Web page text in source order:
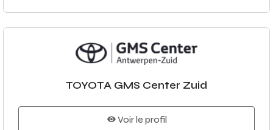
TOYOTA GMS Center Zuid
Voir le profil